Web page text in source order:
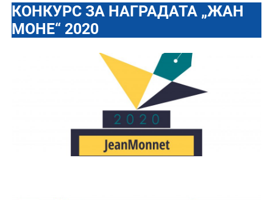
КОНКУРС ЗА НАГРАДАТА „ЖАН
МОНЕ“ 2020